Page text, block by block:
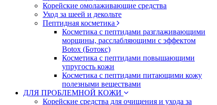
Корейские омолаживающие средства
Уход за шеей и декольте
Пептидная косметика
Косметика с пептидами разглаживающими
морщины, расслабляющими с эффектом
Botox (Ботокс)
Косметика с пептидами повышающими
упругость кожи
Косметика с пептидами питающими кожу
полезными веществами
ДЛЯ ПРОБЛЕМНОЙ КОЖИ
Корейские средства для очищения и ухода за